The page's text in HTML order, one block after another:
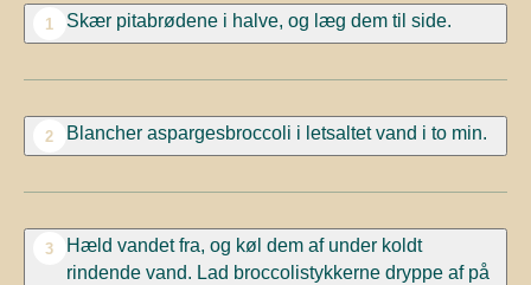
1 Skær pitabrødene i halve, og læg dem til side.
2 Blancher aspargesbroccoli i letsaltet vand i to min.
3
Hæld vandet fra, og køl dem af under koldt
rindende vand. Lad broccolistykkerne dryppe af på